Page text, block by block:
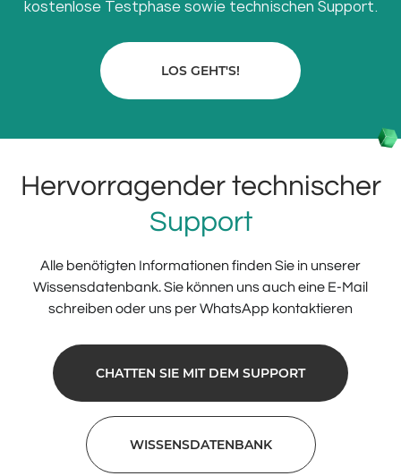
kostenlose Testphase sowie technischen Support.
LOS GEHT'S!
Hervorragender technischer
Support
Alle benötigten Informationen finden Sie in unserer
Wissensdatenbank. Sie können uns auch eine E-Mail
schreiben oder uns per WhatsApp kontaktieren
CHATTEN SIE MIT DEM SUPPORT
WISSENSDATENBANK